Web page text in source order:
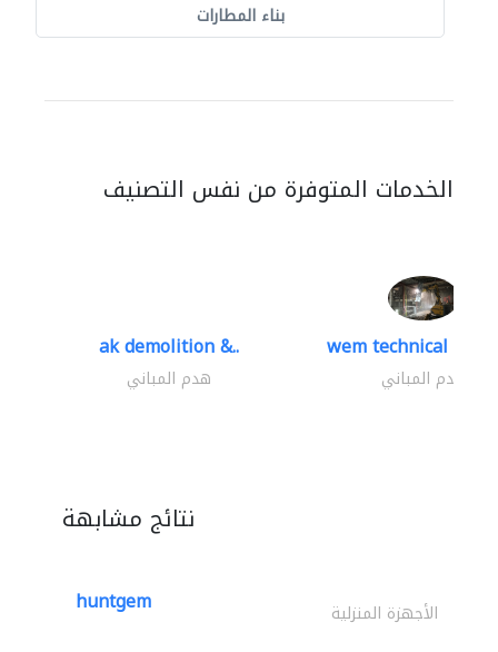
بناء المطارات
الخدمات المتوفرة من نفس التصنيف
ak demolition &..
هدم المباني
wem technical
هدم المباني
نتائج مشابهة
huntgem الأجهزة المنزلية